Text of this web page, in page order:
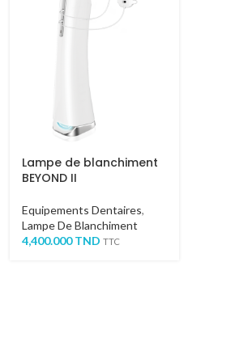
Lampe de blanchiment
BEYOND II
Equipements Dentaires,
Lampe De Blanchiment
4,400.000TND TTC